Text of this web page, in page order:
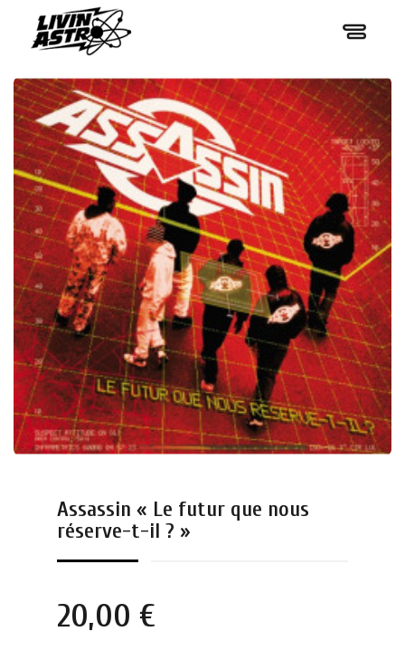
Assassin « Le futur que nous
réserve-t-il ? »
20,00 €